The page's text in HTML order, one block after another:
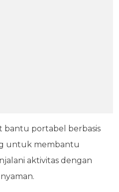
bantu portabel berbasis
untuk membantu
aktivitas dengan